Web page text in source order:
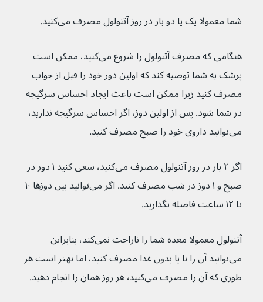
شما معمولا یک یا دو بار در روز آتنولول مصرف می‌کنید.
هنگامی که مصرف آتنولول را شروع می‌کنید، ممکن است
پزشک به شما توصیه کند که اولین دوز خود را قبل از خواب
مصرف کنید زیرا ممکن است باعث ایجاد احساس سرگیجه
در شما شود. پس از اولین دوز، اگر احساس سرگیجه ندارید،
می‌توانید داروی خود را صبح مصرف کنید.
اگر ۲ بار در روز آتنولول مصرف می‌کنید، سعی کنید ۱ دوز در
صبح و ۱ دوز در شب مصرف کنید. اگر می‌توانید بین دوزها ۱۰
تا ۱۲ ساعت فاصله بگذارید.
آتنولول معمولا معده شما را ناراحت نمی‌کند، بنابراین
می‌توانید آن را با یا بدون غذا مصرف کنید، اما بهتر است هر
طوری که آن را مصرف می‌کنید٬ هر روز همان را انجام دهید.